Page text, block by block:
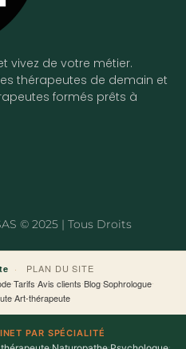
vivez de votre métier.
thérapeutes de demain et
formés prêts à
© 2025 | Tous Droits
·
PLAN DU SITE
·Tarifs·Avis clients·Blog·Sophrologue·
·Art-thérapeute
PAR SPÉCIALITÉ
· · ·